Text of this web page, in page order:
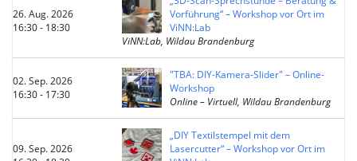
26. Aug. 2026
16:30 - 18:30
Vorführung“ – Workshop vor Ort im
ViNN:Lab
ViNN:Lab, Wildau Brandenburg
02. Sep. 2026
16:30 - 17:30
"TBA: DIY-Kamera-Slider" – Online-
Workshop
Online – Virtuell, Wildau Brandenburg
09. Sep. 2026
„DIY Textilstempel mit dem
Lasercutter“ – Workshop vor Ort im